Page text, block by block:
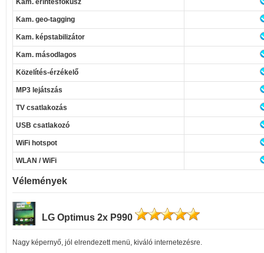
Kam. érintésfókusz
Kam. geo-tagging
Kam. képstabilizátor
Kam. másodlagos
Közelítés-érzékelő
MP3 lejátszás
TV csatlakozás
USB csatlakozó
WiFi hotspot
WLAN / WiFi
Vélemények
LG Optimus 2x P990
Nagy képernyő, jól elrendezett menü, kiváló internetezésre.